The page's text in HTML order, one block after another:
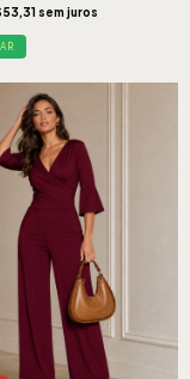
sem juros